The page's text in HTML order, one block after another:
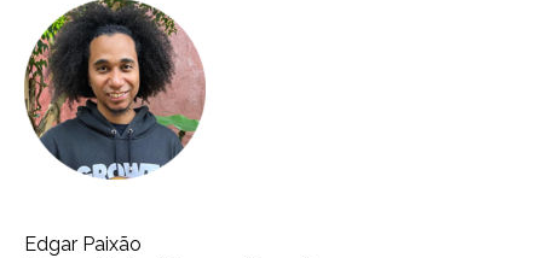
Edgar Paixão